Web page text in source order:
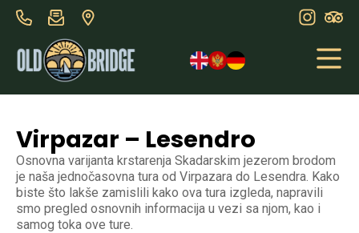
Virpazar – Lesendro
Osnovna varijanta krstarenja Skadarskim jezerom brodom
je naša jednočasovna tura od Virpazara do Lesendra. Kako
biste što lakše zamislili kako ova tura izgleda, napravili
smo pregled osnovnih informacija u vezi sa njom, kao i
samog toka ove ture.